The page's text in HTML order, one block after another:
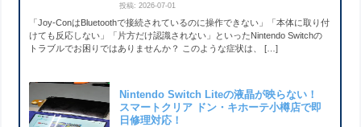
投稿: 2026-07-01
「Joy-ConはBluetoothで接続されているのに操作できない」「本体に取り付
けても反応しない」「片方だけ認識されない」といったNintendo Switchの
トラブルでお困りではありませんか？ このような症状は、 […]
Nintendo Switch Liteの液晶が映らない！
スマートクリア ドン・キホーテ小樽店で即
日修理対応！